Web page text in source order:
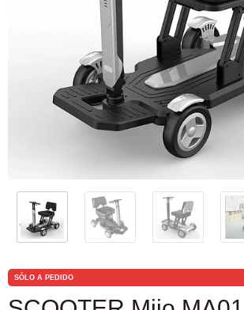
SÓLO A PEDIDO